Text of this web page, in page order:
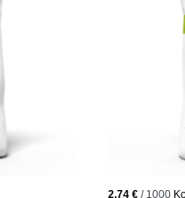
2,74 €/ 1000